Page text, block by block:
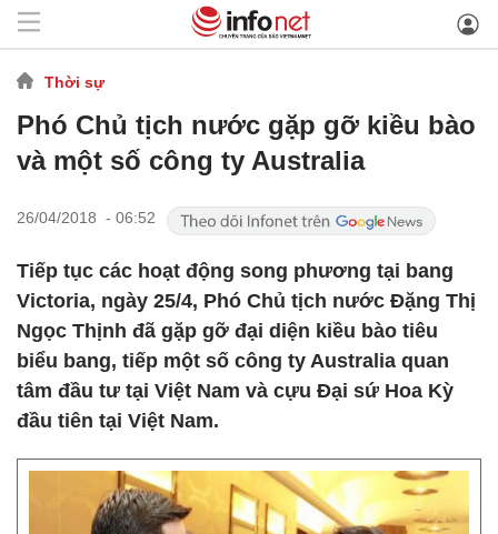
Thời sự
Phó Chủ tịch nước gặp gỡ kiều bào
và một số công ty Australia
26/04/2018 - 06:52
Tiếp tục các hoạt động song phương tại bang
Victoria, ngày 25/4, Phó Chủ tịch nước Đặng Thị
Ngọc Thịnh đã gặp gỡ đại diện kiều bào tiêu
biểu bang, tiếp một số công ty Australia quan
tâm đầu tư tại Việt Nam và cựu Đại sứ Hoa Kỳ
đầu tiên tại Việt Nam.